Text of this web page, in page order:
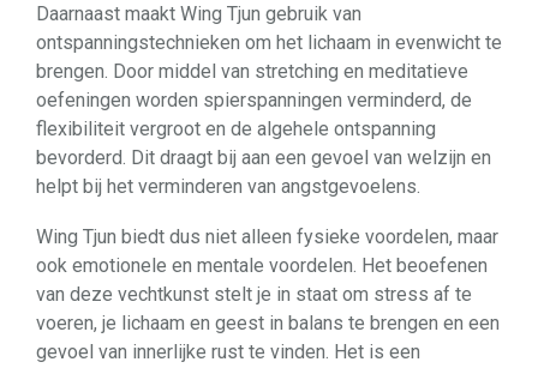
Daarnaast maakt Wing Tjun gebruik van
ontspanningstechnieken om het lichaam in evenwicht te
brengen. Door middel van stretching en meditatieve
oefeningen worden spierspanningen verminderd, de
flexibiliteit vergroot en de algehele ontspanning
bevorderd. Dit draagt bij aan een gevoel van welzijn en
helpt bij het verminderen van angstgevoelens.
Wing Tjun biedt dus niet alleen fysieke voordelen, maar
ook emotionele en mentale voordelen. Het beoefenen
van deze vechtkunst stelt je in staat om stress af te
voeren, je lichaam en geest in balans te brengen en een
gevoel van innerlijke rust te vinden. Het is een